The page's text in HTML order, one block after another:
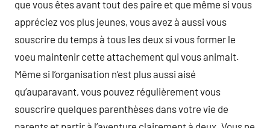
que vous êtes avant tout des paire et que même si vous
appréciez vos plus jeunes, vous avez à aussi vous
souscrire du temps à tous les deux si vous former le
voeu maintenir cette attachement qui vous animait.
Même si l’organisation n’est plus aussi aisé
qu’auparavant, vous pouvez régulièrement vous
souscrire quelques parenthèses dans votre vie de